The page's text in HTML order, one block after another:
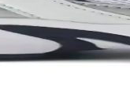
Unisex Metal
ve kullanıcı